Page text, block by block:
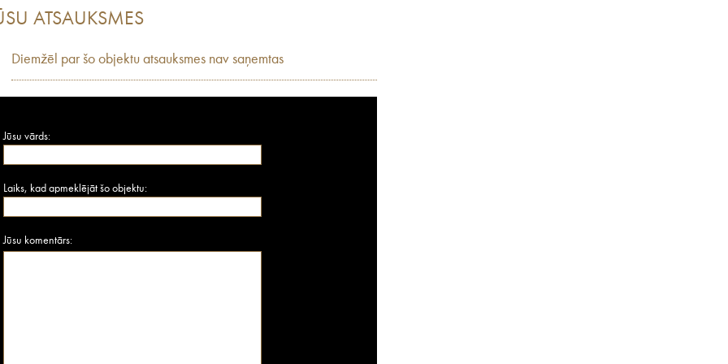
ATSAUKSMES
Diemžēl par šo objektu atsauksmes nav saņemtas
Jūsu vārds:
Laiks, kad apmeklējāt šo objektu:
Jūsu komentārs: